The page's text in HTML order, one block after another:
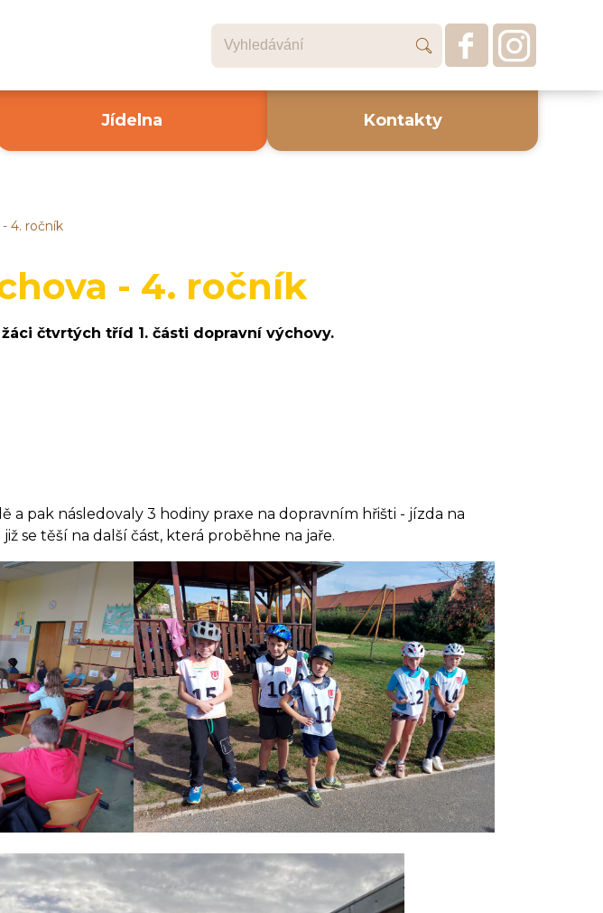
Jídelna Kontakty
4. ročník
- 4. ročník
žáci čtvrtých tříd 1. části dopravní výchovy.
a pak následovaly 3 hodiny praxe na dopravním hřišti - jízda na
již se těší na další část, která proběhne na jaře.